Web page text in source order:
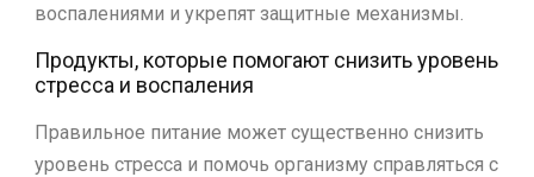
воспалениями и укрепят защитные механизмы.
Продукты, которые помогают снизить уровень
стресса и воспаления
Правильное питание может существенно снизить
уровень стресса и помочь организму справляться с